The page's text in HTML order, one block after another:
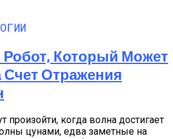
Робот, Который Может
Счет Отражения
произойти, когда волна достигает
цунами, едва заметные на